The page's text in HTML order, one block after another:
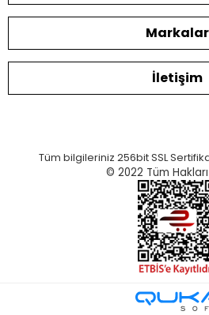
Markalar
İletişim
Tüm bilgileriniz 256bit SSL
© 2022 Tüm Hakları